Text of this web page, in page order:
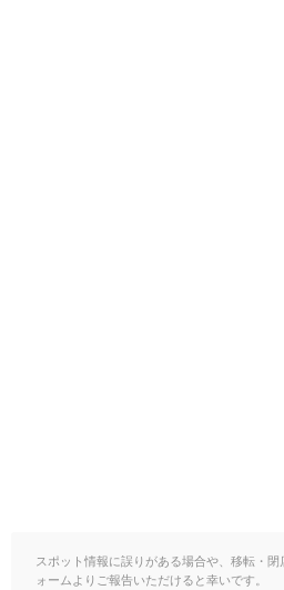
スポット情報に誤りがある場合や、移転・
ォームよりご報告いただけると幸いです。